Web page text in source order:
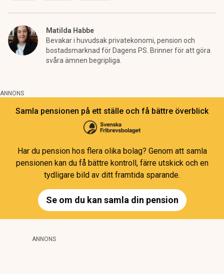
Matilda Habbe
Bevakar i huvudsak privatekonomi, pension och
bostadsmarknad för Dagens PS. Brinner för att göra
svåra ämnen begripliga.
ANNONS
Samla pensionen på ett ställe och få bättre överblick
Har du pension hos flera olika bolag? Genom att samla
pensionen kan du få bättre kontroll, färre utskick och en
tydligare bild av ditt framtida sparande.
Se om du kan samla din pension
ANNONS